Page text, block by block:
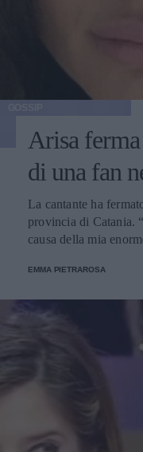
Arisa
di una fan
La cantante ha
provincia di Catania.
causa della mia
EMMA PIETRAROSA